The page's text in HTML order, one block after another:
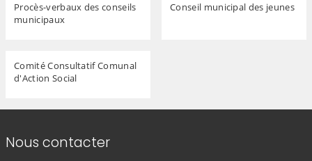
Procès-verbaux des conseils
municipaux
Conseil municipal des jeunes
Comité Consultatif Comunal
d'Action Social
Informations de contact
Nous contacter